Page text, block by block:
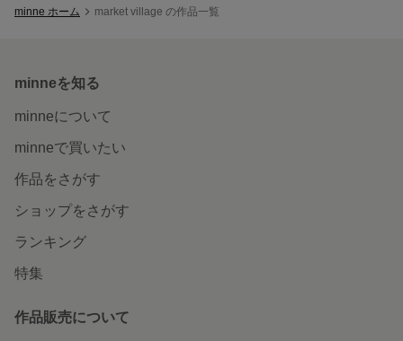
minne ホーム market village の作品一覧
minneを知る
minneについて
minneで買いたい
作品をさがす
ショップをさがす
ランキング
特集
作品販売について